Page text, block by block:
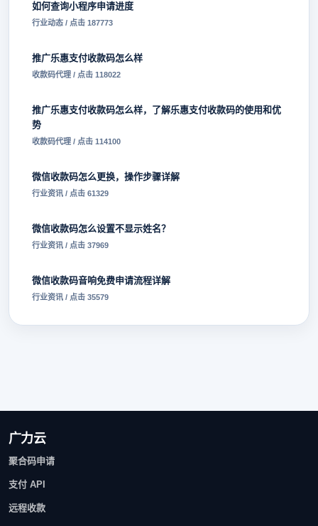
如何查询小程序申请进度
行业动态 / 点击 187773
推广乐惠支付收款码怎么样
收款码代理 / 点击 118022
推广乐惠支付收款码怎么样，了解乐惠支付收款码的使用和优
势
收款码代理 / 点击 114100
微信收款码怎么更换，操作步骤详解
行业资讯 / 点击 61329
微信收款码怎么设置不显示姓名？
行业资讯 / 点击 37969
微信收款码音响免费申请流程详解
行业资讯 / 点击 35579
广力云
聚合码申请
支付 API
远程收款